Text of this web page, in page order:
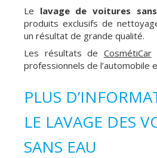
Le lavage de voitures
produits exclusifs de
un résultat de grande qualité.
Les résultats de CosmétiCar
professionnels de l’automobile
PLUS
LE LAVAGE DES
SANS EAU